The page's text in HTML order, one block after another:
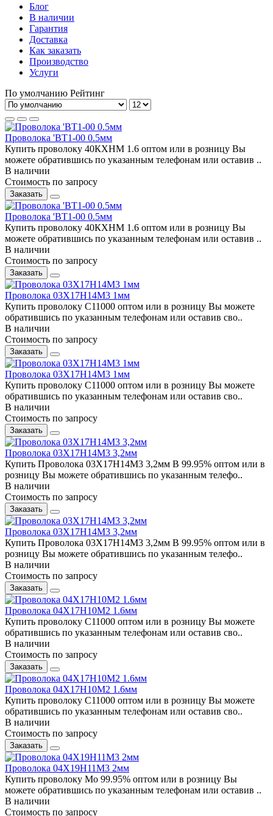
Блог
В наличии
Гарантия
Доставка
Как заказать
Производство
Услуги
По умолчанию Рейтинг
Проволока 'ВТ1-00 0.5мм
Купить проволоку 40КХНМ 1.6 оптом или в розницу Вы
можете обратившись по указанным телефонам или оставив ..
В наличии
Стоимость по запросу
Заказать
Проволока 'ВТ1-00 0.5мм
Купить проволоку 40КХНМ 1.6 оптом или в розницу Вы
можете обратившись по указанным телефонам или оставив ..
В наличии
Стоимость по запросу
Заказать
Проволока 03Х17Н14М3 1мм
Купить проволоку С11000 оптом или в розницу Вы можете
обратившись по указанным телефонам или оставив сво..
В наличии
Стоимость по запросу
Заказать
Проволока 03Х17Н14М3 1мм
Купить проволоку С11000 оптом или в розницу Вы можете
обратившись по указанным телефонам или оставив сво..
В наличии
Стоимость по запросу
Заказать
Проволока 03Х17Н14М3 3,2мм
Купить Проволока 03Х17Н14М3 3,2мм В 99.95% оптом или в
розницу Вы можете обратившись по указанным телефо..
В наличии
Стоимость по запросу
Заказать
Проволока 03Х17Н14М3 3,2мм
Купить Проволока 03Х17Н14М3 3,2мм В 99.95% оптом или в
розницу Вы можете обратившись по указанным телефо..
В наличии
Стоимость по запросу
Заказать
Проволока 04Х17Н10М2 1.6мм
Купить проволоку С11000 оптом или в розницу Вы можете
обратившись по указанным телефонам или оставив сво..
В наличии
Стоимость по запросу
Заказать
Проволока 04Х17Н10М2 1.6мм
Купить проволоку С11000 оптом или в розницу Вы можете
обратившись по указанным телефонам или оставив сво..
В наличии
Стоимость по запросу
Заказать
Проволока 04Х19Н11М3 2мм
Купить проволоку Мо 99.95% оптом или в розницу Вы
можете обратившись по указанным телефонам или оставив ..
В наличии
Стоимость по запросу